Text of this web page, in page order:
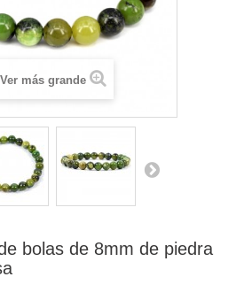
Ver más grande
bolas de 8mm de piedra